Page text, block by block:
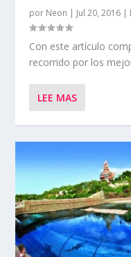
por Neon | Jul 20, 2016 |
Con este artículo
recorrido por los
LEE MAS